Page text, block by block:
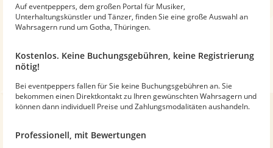
Auf eventpeppers, dem großen Portal für Musiker,
Unterhaltungskünstler und Tänzer, finden Sie eine große Auswahl an
Wahrsagern rund um Gotha, Thüringen.
Kostenlos. Keine Buchungsgebühren, keine Registrierung
nötig!
Bei eventpeppers fallen für Sie keine Buchungsgebühren an. Sie
bekommen einen Direktkontakt zu Ihren gewünschten Wahrsagern und
können dann individuell Preise und Zahlungsmodalitäten aushandeln.
Professionell, mit Bewertungen